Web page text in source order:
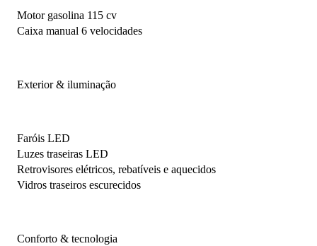
Motor gasolina 115 cv
Caixa manual 6 velocidades
Exterior & iluminação
Faróis LED
Luzes traseiras LED
Retrovisores elétricos, rebatíveis e aquecidos
Vidros traseiros escurecidos
Conforto & tecnologia